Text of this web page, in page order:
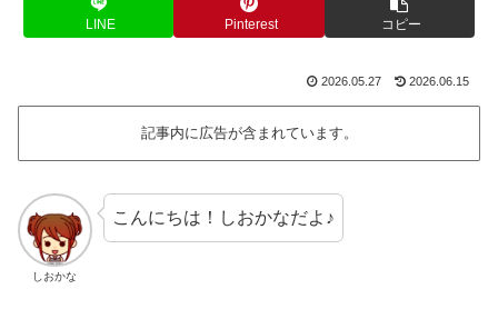
LINE Pinterest コピー
2026.05.27 2026.06.15
記事内に広告が含まれています。
しおかな
こんにちは！しおかなだよ♪